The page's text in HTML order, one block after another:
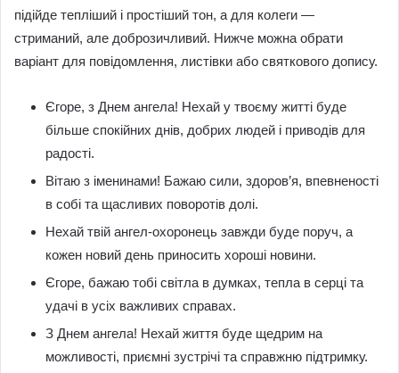
підійде тепліший і простіший тон, а для колеги —
стриманий, але доброзичливий. Нижче можна обрати
варіант для повідомлення, листівки або святкового допису.
Єгоре, з Днем ангела! Нехай у твоєму житті буде
більше спокійних днів, добрих людей і приводів для
радості.
Вітаю з іменинами! Бажаю сили, здоров’я, впевненості
в собі та щасливих поворотів долі.
Нехай твій ангел-охоронець завжди буде поруч, а
кожен новий день приносить хороші новини.
Єгоре, бажаю тобі світла в думках, тепла в серці та
удачі в усіх важливих справах.
З Днем ангела! Нехай життя буде щедрим на
можливості, приємні зустрічі та справжню підтримку.